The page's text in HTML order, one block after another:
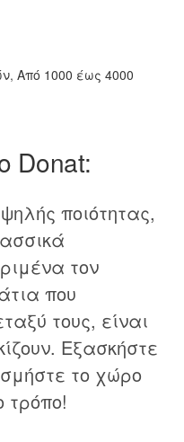
, Από 1000 έως 4000
Donat:
ποιότητας,
τον
που
τους, είναι
Εξασκήστε
το χώρο
τρόπο!